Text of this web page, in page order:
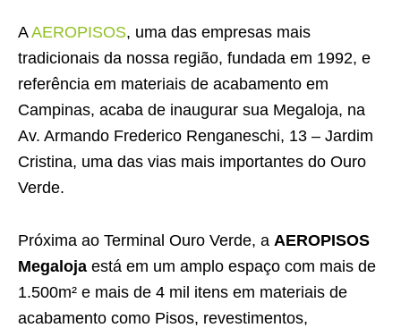
AAEROPISOS, uma das empresas mais
tradicionais da nossa região, fundada em 1992, e
referência em materiais de acabamento em
Campinas, acaba de inaugurar sua Megaloja, na
Av. Armando Frederico Renganeschi, 13 – Jardim
Cristina, uma das vias mais importantes do Ouro
Verde.
Próxima ao Terminal Ouro Verde, a AEROPISOS
Megaloja está em um amplo espaço com mais de
1.500m² e mais de 4 mil itens em materiais de
acabamento como Pisos, revestimentos,